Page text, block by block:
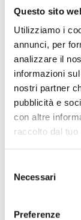
Questo sito
Utilizziamo i
annunci, per
analizzare il
informazioni
nostri partner
pubblicità e
con altre
raccolto dal
delNecessari
Preferenze
mercato.
settembre
Informazioni
http://
Iscrizione